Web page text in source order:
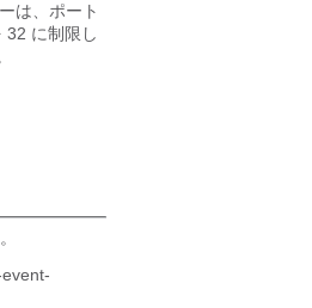
は、ポート
32 に制限し